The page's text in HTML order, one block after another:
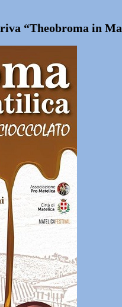
“Theobroma in